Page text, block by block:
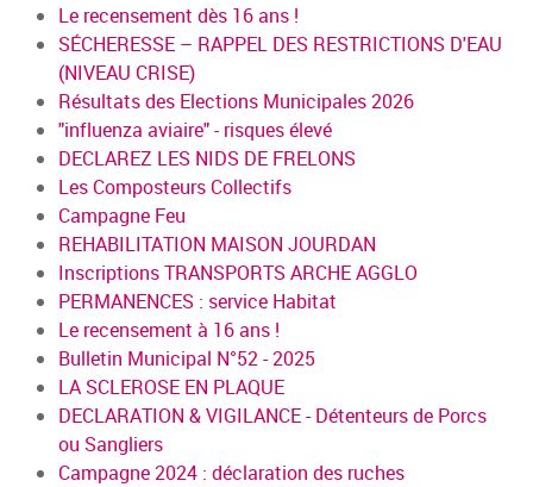
Le recensement dès 16 ans !
SÉCHERESSE – RAPPEL DES RESTRICTIONS D'EAU
(NIVEAU CRISE)
Résultats des Elections Municipales 2026
"influenza aviaire" - risques élevé
DECLAREZ LES NIDS DE FRELONS
Les Composteurs Collectifs
Campagne Feu
REHABILITATION MAISON JOURDAN
Inscriptions TRANSPORTS ARCHE AGGLO
PERMANENCES : service Habitat
Le recensement à 16 ans !
Bulletin Municipal N°52 - 2025
LA SCLEROSE EN PLAQUE
DECLARATION & VIGILANCE - Détenteurs de Porcs
ou Sangliers
Campagne 2024 : déclaration des ruches